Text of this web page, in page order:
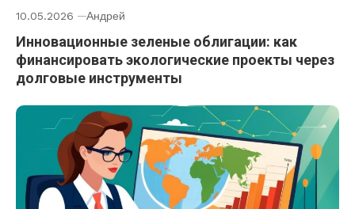
10.05.2026 Андрей
Инновационные зеленые облигации: как
финансировать экологические проекты через
долговые инструменты